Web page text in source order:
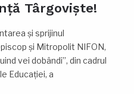
Târgoviște!
și sprijinul
și Mitropolit NIFON,
vei dobândi”, din cadrul
Educației, a